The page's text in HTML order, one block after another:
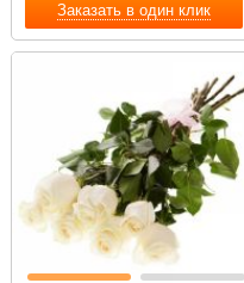
Заказать в один клик